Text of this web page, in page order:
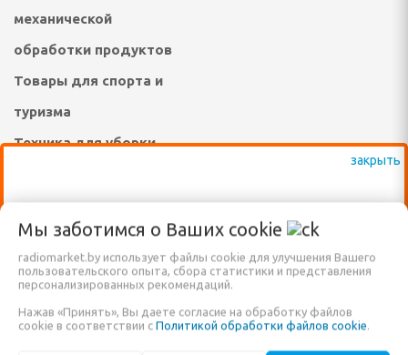
ВАЖНО: КРОМЕ ВЫСТАВЛЕННЫХ НА
ПРОДАЖЕ ЕЩЁ МНОГО ДРУГИХ
НЕ ВНЕСЕНЫ В НАШ КАТАЛОГ!
грили
зонты и аксессуары
и подушки для
механической
обработки продуктов
Товары для спорта и
туризма
Техника для уборки
ухода за одеждой,
обувью
Техника и средства по
гигиена, уход за
Мы заботимся о Ваших cookie
radiomarket.by использует файлы cookie для улучшения Вашего
пользовательского опыта, сбора статистики и представления
персонализированных рекомендаций.
Нажав «Принять», Вы даете согласие на обработку файлов
cookie в соответствии с Политикой обработки файлов cookie.